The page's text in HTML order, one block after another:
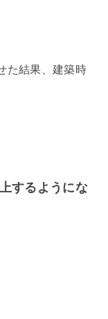
た結果、建築時
するようにな